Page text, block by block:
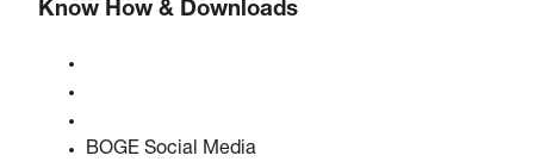
Know How & Downloads
BOGE Social Media